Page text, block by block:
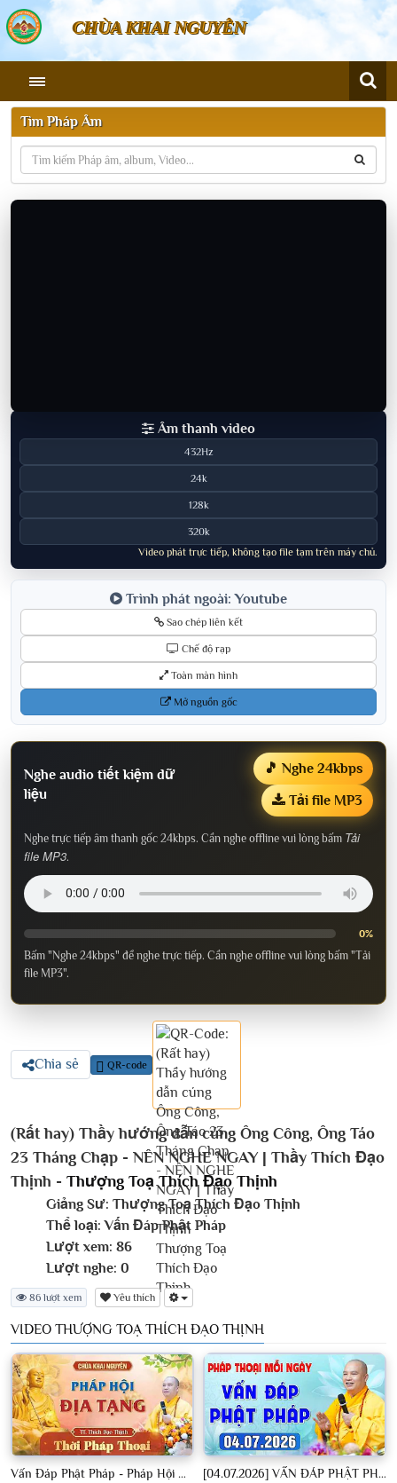
CHÙA KHAI NGUYÊN
Tìm Pháp Âm
Âm thanh video
432Hz
24k
128k
320k
Video phát trực tiếp, không tạo file tạm trên máy chủ.
Trình phát ngoài: Youtube
Sao chép liên kết
Chế độ rạp
Toàn màn hình
Mở nguồn gốc
Nghe audio tiết kiệm dữ
liệu
🎵 Nghe 24kbps
Tải file MP3
Nghe trực tiếp âm thanh gốc 24kbps. Cần nghe offline vui lòng bấm Tải
file MP3.
0%
Bấm "Nghe 24kbps" để nghe trực tiếp. Cần nghe offline vui lòng bấm "Tải
file MP3".
Chia sẻ QR-code
(Rất hay) Thầy hướng dẫn cúng Ông Công, Ông Táo
23 Tháng Chạp - NÊN NGHE NGAY | Thầy Thích Đạo
Thịnh - Thượng Toạ Thích Đạo Thịnh
Giảng Sư: Thượng Toạ Thích Đạo Thịnh
Thể loại: Vấn Đáp Phật Pháp
Lượt xem: 86
Lượt nghe: 0
86 lượt xem Yêu thích
VIDEO THƯỢNG TOẠ THÍCH ĐẠO THỊNH
Vấn Đáp Phật Pháp - Pháp Hội Địa Tạng Ngày 01/08/2026│TT. Thích Đạo Thịnh [04.07.2026] VẤN ĐÁP PHẬT PHÁP - Nghe Thầy giảng Pháp mỗi ngày CÔNG ĐỨC VÔ LƯỢNG│TT. Thích Đạo Thịnh